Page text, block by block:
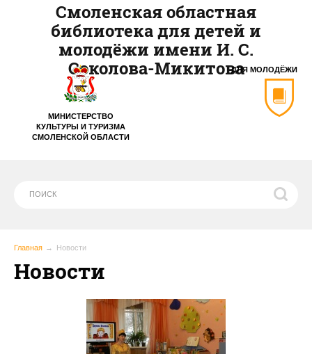
МИНИСТЕРСТВО
КУЛЬТУРЫ И ТУРИЗМА
СМОЛЕНСКОЙ ОБЛАСТИ
ДЛЯ МОЛОДЁЖИ
Смоленская областная
библиотека для детей и
молодёжи имени И. С.
Соколова-Микитова
Главная Новости
Новости